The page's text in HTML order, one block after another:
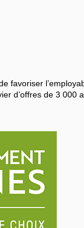
favoriser
d’offres de 3 000